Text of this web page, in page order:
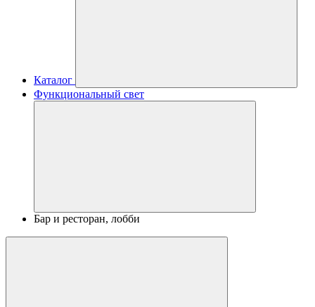
Каталог
Функциональный свет
Бар и ресторан, лобби